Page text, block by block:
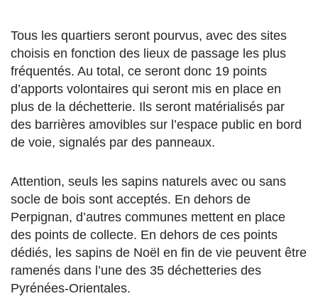
Tous les quartiers seront pourvus, avec des sites
choisis en fonction des lieux de passage les plus
fréquentés. Au total, ce seront donc 19 points
d’apports volontaires qui seront mis en place en
plus de la déchetterie. Ils seront matérialisés par
des barrières amovibles sur l’espace public en bord
de voie, signalés par des panneaux.
Attention, seuls les sapins naturels avec ou sans
socle de bois sont acceptés. En dehors de
Perpignan, d’autres communes mettent en place
des points de collecte. En dehors de ces points
dédiés, les sapins de Noël en fin de vie peuvent être
ramenés dans l’une des 35 déchetteries des
Pyrénées-Orientales.